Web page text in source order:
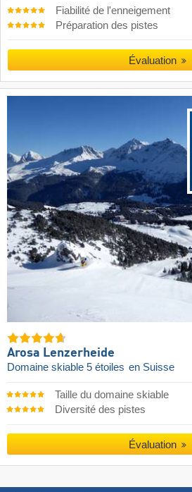
Fiabilité de l'enneigement
Préparation des pistes
Évaluation
Arosa Lenzerheide
Domaine skiable 5 étoiles en Suisse
Taille du domaine skiable
Diversité des pistes
Évaluation